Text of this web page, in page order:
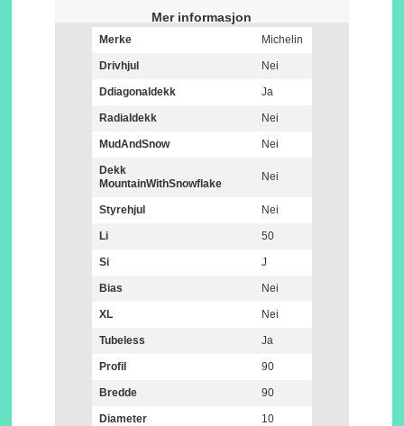
Mer informasjon
Merke Michelin
Drivhjul Nei
Ddiagonaldekk Ja
Radialdekk Nei
MudAndSnow Nei
Dekk
MountainWithSnowflake
Nei
Styrehjul Nei
Li 50
Si J
Bias Nei
XL Nei
Tubeless Ja
Profil 90
Bredde 90
Diameter 10